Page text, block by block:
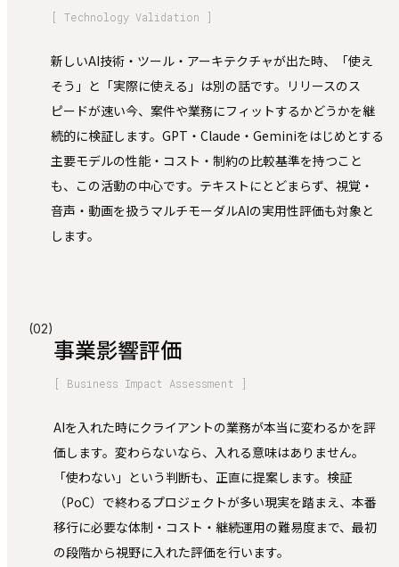
[ Technology Validation ]
新しいAI技術・ツール・アーキテクチャが出た時、「使え
そう」と「実際に使える」は別の話です。リリースのス
ピードが速い今、案件や業務にフィットするかどうかを継
続的に検証します。GPT・Claude・Geminiをはじめとする
主要モデルの性能・コスト・制約の比較基準を持つこと
も、この活動の中心です。テキストにとどまらず、視覚・
音声・動画を扱うマルチモーダルAIの実用性評価も対象と
します。
(02)
事業影響評価
[ Business Impact Assessment ]
AIを入れた時にクライアントの業務が本当に変わるかを評
価します。変わらないなら、入れる意味はありません。
「使わない」という判断も、正直に提案します。検証
（PoC）で終わるプロジェクトが多い現実を踏まえ、本番
移行に必要な体制・コスト・継続運用の難易度まで、最初
の段階から視野に入れた評価を行います。